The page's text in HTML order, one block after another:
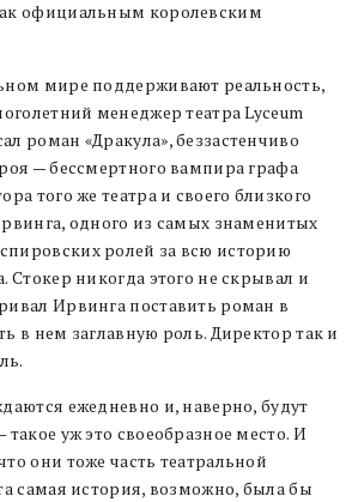
официальным королевским
мире поддерживают реальность,
менеджер театра Lyceum
роман «Дракула», беззастенчиво
— бессмертного вампира графа
того же театра и своего близкого
одного из самых знаменитых
ролей за всю историю
Стокер никогда этого не скрывал и
Ирвинга поставить роман в
в нем заглавную роль. Директор так и
ежедневно и, наверно, будут
такое уж это своеобразное место. И
они тоже часть театральной
самая история, возможно, была бы